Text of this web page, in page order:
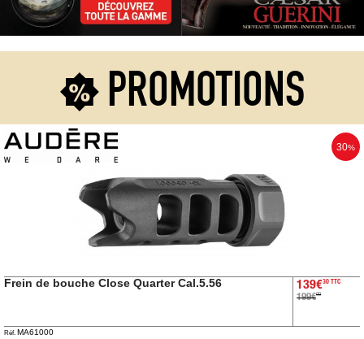
Marques
Points
vente
Téléchargement
Extension
Contacts
Mon
PROMOTIONS
Frein de bouche Close Quarter Cal.5.56
30%
139€30 TTC
199€00
Réf. MA61000